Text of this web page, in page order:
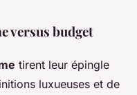
versus budget
tirent leur épingle
luxueuses et de